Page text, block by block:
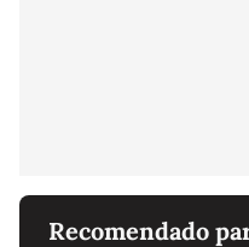
Recomendado